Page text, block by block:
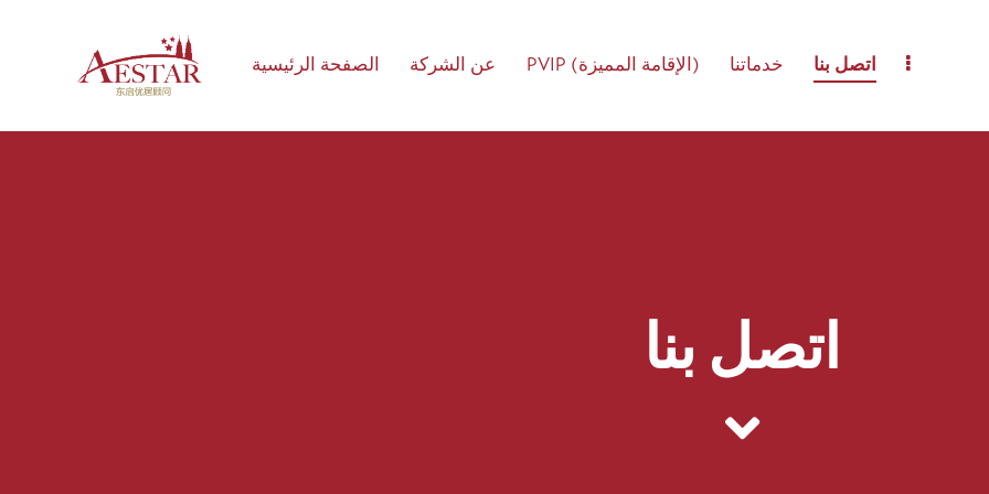
الصفحة الرئيسية عن الشركة PVIP (الإقامة المميزة) خدماتنا اتصل بنا
اتصل بنا